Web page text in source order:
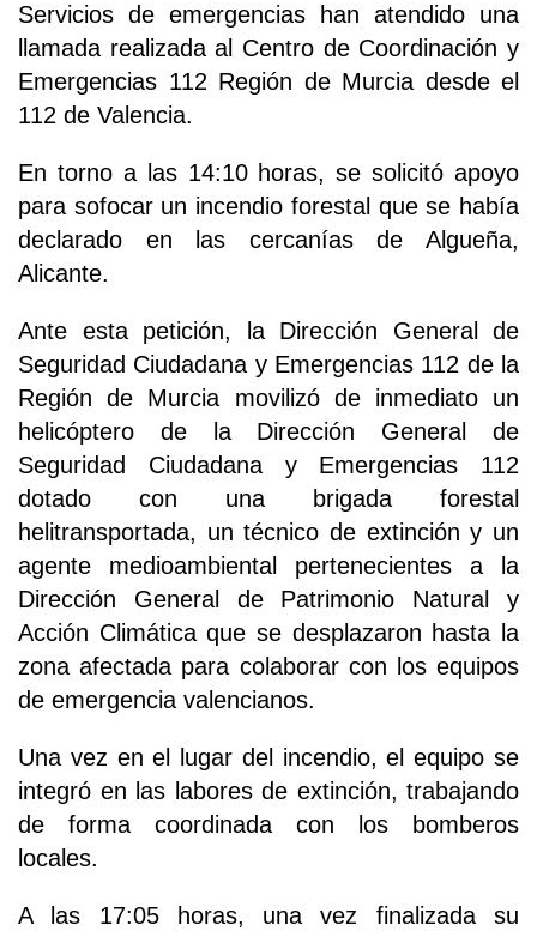
Servicios de emergencias han atendido una
llamada realizada al Centro de Coordinación y
Emergencias 112 Región de Murcia desde el
112 de Valencia.
En torno a las 14:10 horas, se solicitó apoyo
para sofocar un incendio forestal que se había
declarado en las cercanías de Algueña,
Alicante.
Ante esta petición, la Dirección General de
Seguridad Ciudadana y Emergencias 112 de la
Región de Murcia movilizó de inmediato un
helicóptero de la Dirección General de
Seguridad Ciudadana y Emergencias 112
dotado con una brigada forestal
helitransportada, un técnico de extinción y un
agente medioambiental pertenecientes a la
Dirección General de Patrimonio Natural y
Acción Climática que se desplazaron hasta la
zona afectada para colaborar con los equipos
de emergencia valencianos.
Una vez en el lugar del incendio, el equipo se
integró en las labores de extinción, trabajando
de forma coordinada con los bomberos
locales.
A las 17:05 horas, una vez finalizada su